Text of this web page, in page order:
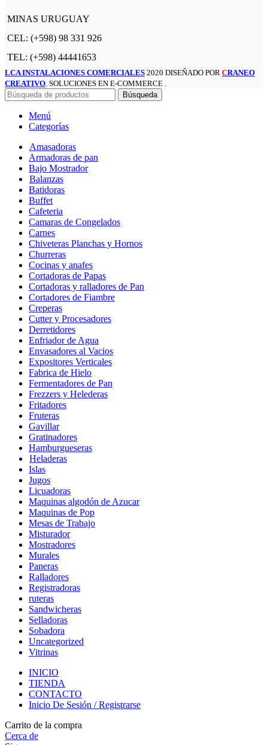
MINAS URUGUAY
CEL: (+598) 98 331 926
TEL: (+598) 44441653
LCA INSTALACIONES COMERCIALES 2020 DISEÑADO POR CRANEO
CREATIVO . SOLUCIONES EN E-COMMERCE .
Búsqueda
Menú
Categorías
Amasadoras
Armadoras de pan
Bajo Mostrador
Balanzas
Batidoras
Buffet
Cafeteria
Camaras de Congelados
Carnes
Chiveteras Planchas y Hornos
Churreras
Cocinas y anafes
Cortadoras de Papas
Cortadoras y ralladores de Pan
Cortadores de Fiambre
Creperas
Cutter y Procesadores
Derretidores
Enfriador de Agua
Envasadores al Vacios
Expositores Verticales
Fabrica de Hielo
Fermentadores de Pan
Frezzers y Helederas
Fritadores
Fruteras
Gavillar
Gratinadores
Hamburgueseras
Heladeras
Islas
Jugos
Licuadoras
Maquinas algodón de Azucar
Maquinas de Pop
Mesas de Trabajo
Misturador
Mostradores
Murales
Paneras
Ralladores
Registradoras
ruteras
Sandwicheras
Selladoras
Sobadora
Uncategorized
Vitrinas
INICIO
TIENDA
CONTACTO
Inicio De Sesión / Registrarse
Carrito de la compra
Cerca de